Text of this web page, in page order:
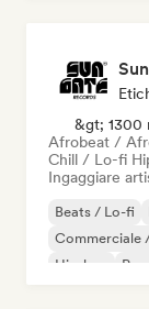
&gt; 1300
Afrobeat /
Chill / Lo-fi
Ingaggiare
Beats / Lo-fi
Commerciale
Hip-hop